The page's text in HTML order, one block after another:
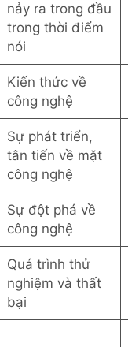
nảy ra trong đầu
trong thời điểm
nói
Kiến thức về
công nghệ
Sự phát triển,
tân tiến về mặt
công nghệ
Sự đột phá về
công nghệ
Quá trình thử
nghiệm và thất
bại